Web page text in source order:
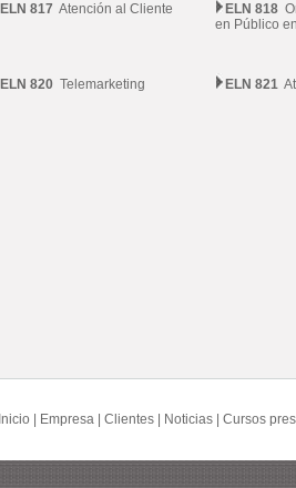
ELN 817 Atención al Cliente ELN 818
en Público
ELN 820 Telemarketing ELN 821
Inicio Empresa Clientes Noticias Cursos